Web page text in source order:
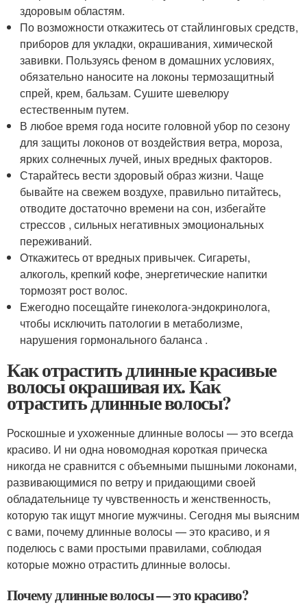
здоровым областям.
По возможности откажитесь от стайлинговых средств,
приборов для укладки, окрашивания, химической
завивки. Пользуясь феном в домашних условиях,
обязательно наносите на локоны термозащитный
спрей, крем, бальзам. Сушите шевелюру
естественным путем.
В любое время года носите головной убор по сезону
для защиты локонов от воздействия ветра, мороза,
ярких солнечных лучей, иных вредных факторов.
Старайтесь вести здоровый образ жизни. Чаще
бывайте на свежем воздухе, правильно питайтесь,
отводите достаточно времени на сон, избегайте
стрессов , сильных негативных эмоциональных
переживаний.
Откажитесь от вредных привычек. Сигареты,
алкоголь, крепкий кофе, энергетические напитки
тормозят рост волос.
Ежегодно посещайте гинеколога-эндокринолога,
чтобы исключить патологии в метаболизме,
нарушения гормонального баланса .
Как отрастить длинные красивые
волосы окрашивая их. Как
отрастить длинные волосы?
Роскошные и ухоженные длинные волосы — это всегда
красиво. И ни одна новомодная короткая прическа
никогда не сравнится с объемными пышными локонами,
развивающимися по ветру и придающими своей
обладательнице ту чувственность и женственность,
которую так ищут многие мужчины. Сегодня мы выясним
с вами, почему длинные волосы — это красиво, и я
поделюсь с вами простыми правилами, соблюдая
которые можно отрастить длинные волосы.
Почему длинные волосы — это красиво?